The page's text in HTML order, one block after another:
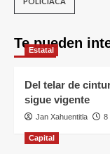
Te pueden
Estatal
Del telar de
sigue vigente
Jan Xahuentitla 8
Capital